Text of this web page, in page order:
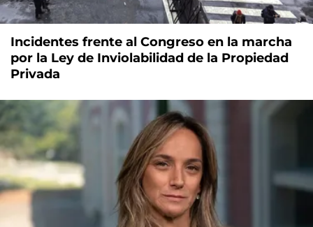
Incidentes frente al Congreso en la marcha
por la Ley de Inviolabilidad de la Propiedad
Privada